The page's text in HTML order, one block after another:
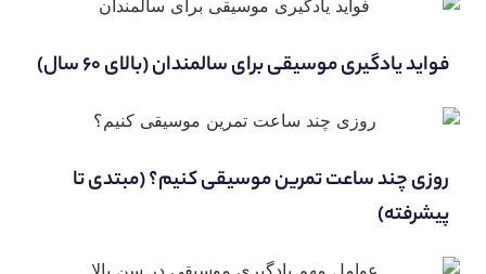
فواید یادگیری موسیقی برای سالمندان (بالای ۶۰ سال)
روزی چند ساعت تمرین موسیقی کنیم؟ (مبتدی تا
پیشرفته)